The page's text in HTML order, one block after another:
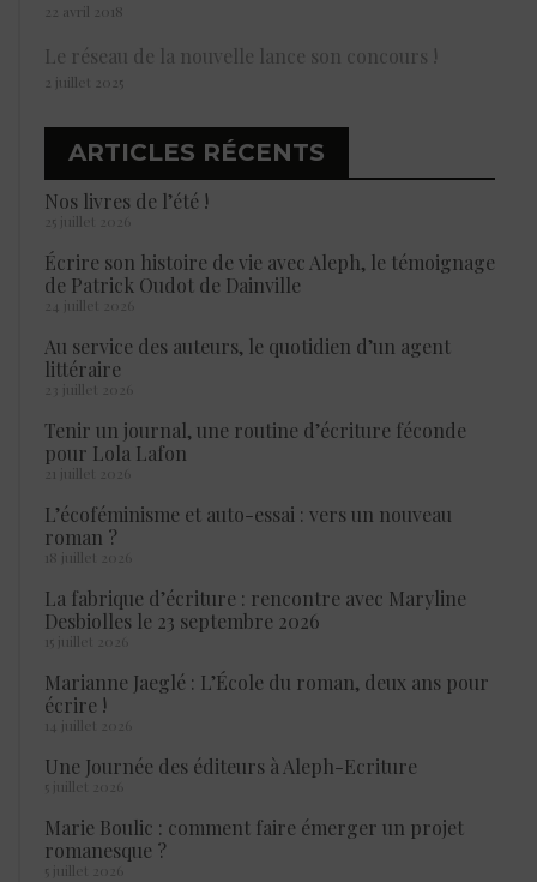
22 avril 2018
Le réseau de la nouvelle lance son concours !
2 juillet 2025
ARTICLES RÉCENTS
Nos livres de l’été !
25 juillet 2026
Écrire son histoire de vie avec Aleph, le témoignage
de Patrick Oudot de Dainville
24 juillet 2026
Au service des auteurs, le quotidien d’un agent
littéraire
23 juillet 2026
Tenir un journal, une routine d’écriture féconde
pour Lola Lafon
21 juillet 2026
L’écoféminisme et auto-essai : vers un nouveau
roman ?
18 juillet 2026
La fabrique d’écriture : rencontre avec Maryline
Desbiolles le 23 septembre 2026
15 juillet 2026
Marianne Jaeglé : L’École du roman, deux ans pour
écrire !
14 juillet 2026
Une Journée des éditeurs à Aleph-Ecriture
5 juillet 2026
Marie Boulic : comment faire émerger un projet
romanesque ?
5 juillet 2026